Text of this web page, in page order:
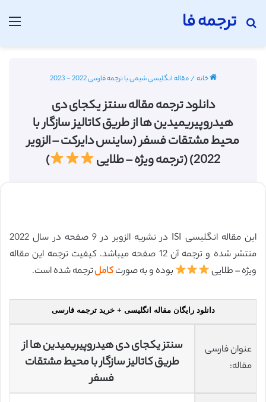
ترجمه فا
جستجو برای
خانه/مقاله انگلیسی شیمی با ترجمه فارسی 2022 - 2023
دانلود ترجمه مقاله سنتز یکجای دی
هیدروپیریمیدین ها از طریق کاتالیز سازگار با
محیط مشتقات فسفر (ساینس دایرکت – الزویر
2022) (ترجمه ویژه – طلایی
)
این مقاله انگلیسی ISI در نشریه الزویر در 9 صفحه در سال 2022
منتشر شده و ترجمه آن 12 صفحه میباشد. کیفیت ترجمه این مقاله
ویژه – طلایی
بوده و به صورتکاملترجمه شده است.
دانلود رایگان مقاله انگلیسی + خرید ترجمه فارسی
عنوان فارسی
مقاله:
سنتز یکجای دی هیدروپیریمیدین ها از
طریق کاتالیز سازگار با محیط مشتقات
فسفر